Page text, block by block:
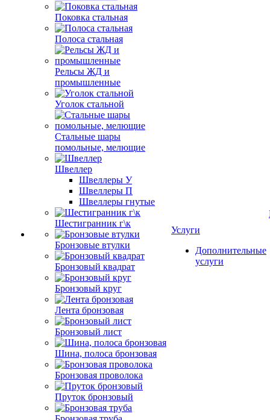
Поковка стальная
Полоса стальная
Рельсы ЖД и
промышленные
Уголок стальной
Стальные шары
помольные, мелющие
Швеллер
Швеллеры У
Швеллеры П
Швеллеры гнутые
Шестигранник г\к
Бронзовые втулки
Бронзовый квадрат
Бронзовый круг
Лента бронзовая
Бронзовый лист
Шина, полоса бронзовая
Бронзовая проволока
Пруток бронзовый
Услуги
Дополнительные
услуги